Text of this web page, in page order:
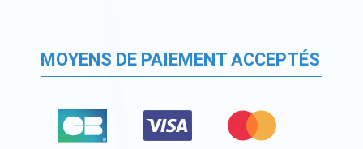
MOYENS DE PAIEMENT ACCEPTÉS